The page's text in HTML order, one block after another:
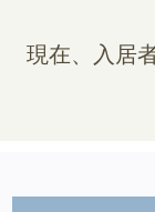
現在、入居